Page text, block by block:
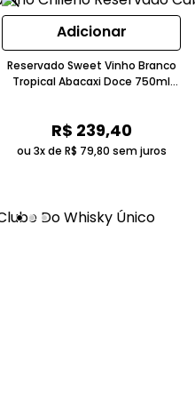
Adicionar
Reservado Sweet Vinho Branco
Tropical Abacaxi Doce 750ml
R$ 239,40
ou 3x de R$ 79,80 sem juros